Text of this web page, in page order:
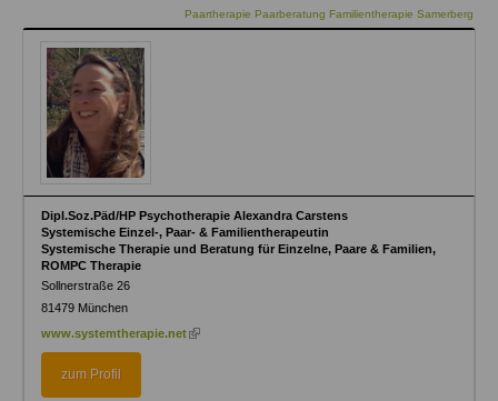
Paartherapie Paarberatung Familientherapie Samerberg
Dipl.Soz.Päd/HP Psychotherapie Alexandra Carstens
Systemische Einzel-, Paar- & Familientherapeutin
Systemische Therapie und Beratung für Einzelne, Paare & Familien,
ROMPC Therapie
Sollnerstraße 26
81479 München
www.systemtherapie.net (link
zum Profil